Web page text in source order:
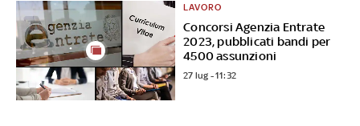
Concorsi Agenzia Entrate
2023, pubblicati bandi per
4500 assunzioni
LAVORO
27 lug - 11:32